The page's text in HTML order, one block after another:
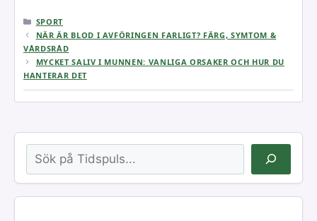
KATEGORIER
SPORT
NÄR ÄR BLOD I AVFÖRINGEN FARLIGT? FÄRG, SYMTOM &
VÅRDSRÅD
MYCKET SALIV I MUNNEN: VANLIGA ORSAKER OCH HUR DU
HANTERAR DET
Sök